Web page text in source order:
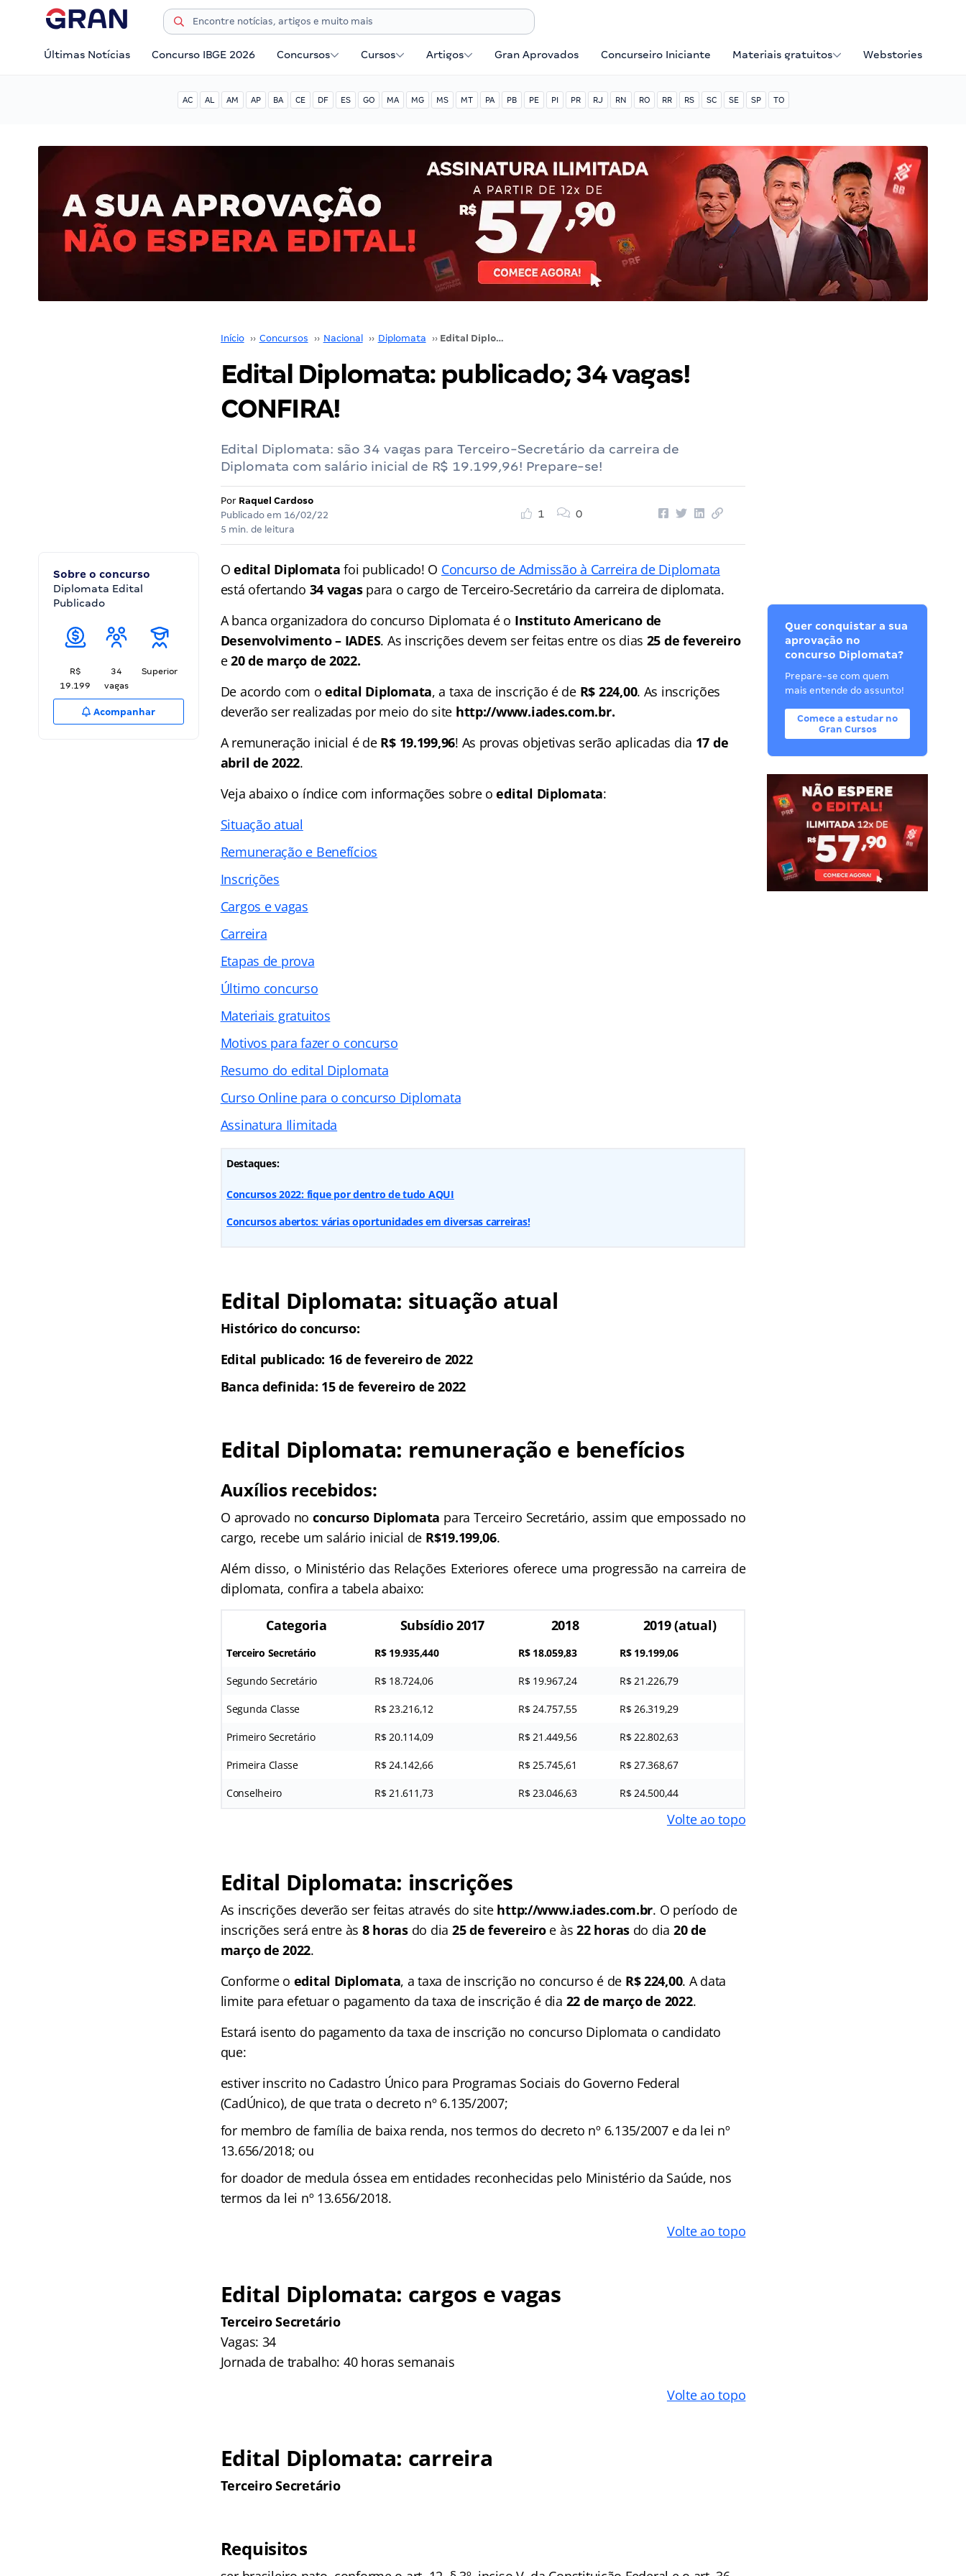
Últimas Notícias Concurso IBGE 2026 Concursos Cursos Artigos Gran Aprovados Concurseiro Iniciante Materiais gratuitos Webstories
AC AL AM AP BA CE DF ES GO MA MG MS MT PA PB PE PI PR RJ RN RO RR RS SC SE SP TO
Início ›› Concursos ›› Nacional ›› Diplomata ›› Edital Diplomata: publicado; 34 vagas! CONFIRA!
Edital Diplomata: publicado; 34 vagas!
CONFIRA!
Edital Diplomata: são 34 vagas para Terceiro-Secretário da carreira de
Diplomata com salário inicial de R$ 19.199,96! Prepare-se!
Por Raquel Cardoso
Publicado em 16/02/22
5 min. de leitura
1 0
Sobre o concurso
Diplomata Edital
Publicado
R$
19.199
34
vagas
Superior
Acompanhar
Oedital Diplomata foi publicado! O Concurso de Admissão à Carreira de Diplomata
está ofertando 34 vagaspara o cargo de Terceiro-Secretário da carreira de diplomata.
A banca organizadora do concurso Diplomata é o Instituto Americano de
Desenvolvimento – IADES. As inscrições devem ser feitas entre os dias 25 de fevereiro
e20 de março de 2022.
De acordo com oedital Diplomata, a taxa de inscrição é de R$ 224,00. As inscrições
deverão ser realizadas por meio do site http://www.iades.com.br.
A remuneração inicial é de R$ 19.199,96! As provas objetivas serão aplicadas dia 17 de
abril de 2022.
Veja abaixo o índice com informações sobre oedital Diplomata:
Situação atual
Remuneração e Benefícios
Inscrições
Cargos e vagas
Carreira
Etapas de prova
Último concurso
Materiais gratuitos
Motivos para fazer o concurso
Resumo do edital Diplomata
Curso Online para o concurso Diplomata
Assinatura Ilimitada
Destaques:
Concursos 2022: fique por dentro de tudo AQUI
Concursos abertos: várias oportunidades em diversas carreiras!
Edital Diplomata: situação atual
Histórico do concurso:
Edital publicado: 16 de fevereiro de 2022
Banca definida: 15 de fevereiro de 2022
Edital Diplomata: remuneração e benefícios
Auxílios recebidos:
O aprovado noconcurso Diplomata para Terceiro Secretário, assim que empossado no
cargo, recebe um salário inicial de R$19.199,06.
Além disso, o Ministério das Relações Exteriores oferece uma progressão na carreira de
diplomata, confira a tabela abaixo:
Categoria Subsídio 2017 2018 2019 (atual)
Terceiro Secretário R$ 19.935,440 R$ 18.059,83 R$ 19.199,06
Segundo Secretário R$ 18.724,06 R$ 19.967,24 R$ 21.226,79
Segunda Classe R$ 23.216,12 R$ 24.757,55 R$ 26.319,29
Primeiro Secretário R$ 20.114,09 R$ 21.449,56 R$ 22.802,63
Primeira Classe R$ 24.142,66 R$ 25.745,61 R$ 27.368,67
Conselheiro R$ 21.611,73 R$ 23.046,63 R$ 24.500,44
Volte ao topo
Edital Diplomata: inscrições
As inscrições deverão ser feitas através do site http://www.iades.com.br. O período de
inscrições será entre às 8 horasdo dia 25 de fevereiroe às22 horas do dia 20 de
março de 2022.
Conforme o edital Diplomata, a taxa de inscrição no concurso é de R$ 224,00. A data
limite para efetuar o pagamento da taxa de inscrição é dia 22 de março de 2022.
Estará isento do pagamento da taxa de inscrição no concurso Diplomata o candidato
que:
estiver inscrito no Cadastro Único para Programas Sociais do Governo Federal
(CadÚnico), de que trata o decreto nº 6.135/2007;
for membro de família de baixa renda, nos termos do decreto nº 6.135/2007 e da lei nº
13.656/2018; ou
for doador de medula óssea em entidades reconhecidas pelo Ministério da Saúde, nos
termos da lei nº 13.656/2018.
Volte ao topo
Edital Diplomata: cargos e vagas
Terceiro Secretário
Vagas: 34
Jornada de trabalho: 40 horas semanais
Volte ao topo
Edital Diplomata: carreira
Terceiro Secretário
Requisitos
Quer conquistar a sua
aprovação no
concurso Diplomata?
Prepare-se com quem
mais entende do assunto!
Comece a estudar no
Gran Cursos